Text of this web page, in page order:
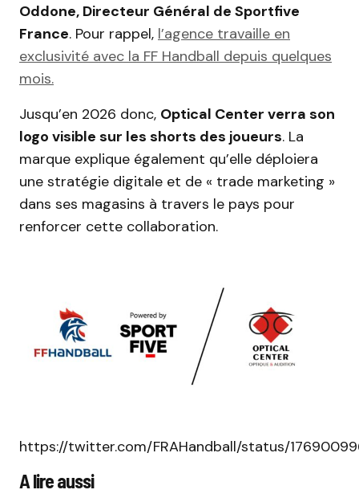
Oddone, Directeur Général de Sportfive
France. Pour rappel, l’agence travaille en
exclusivité avec la FF Handball depuis quelques
mois.
Jusqu’en 2026 donc, Optical Center verra son
logo visible sur les shorts des joueurs. La
marque explique également qu’elle déploiera
une stratégie digitale et de « trade marketing »
dans ses magasins à travers le pays pour
renforcer cette collaboration.
https://twitter.com/FRAHandball/status/
A lire aussi